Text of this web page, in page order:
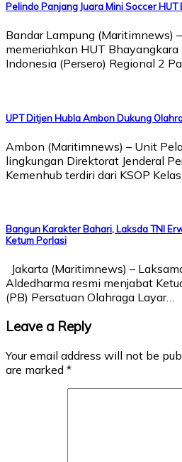
Pelindo Panjang Juara Mini Soccer
Bandar Lampung (Maritimnews)
memeriahkan HUT
Indonesia (Persero) Regional 2
UPT Ditjen Hubla Ambon Dukung
Ambon (Maritimnews) – Unit
lingkungan Direktorat Jenderal
Kemenhub terdiri dari KSOP Kelas
Bangun Karakter Bahari, Laksda TNI
Ketum Porlasi
Jakarta (Maritimnews) –
Aldedharma resmi menjabat
(PB) Persatuan Olahraga Layar…
Leave a Reply
Your email address will not be
are marked *